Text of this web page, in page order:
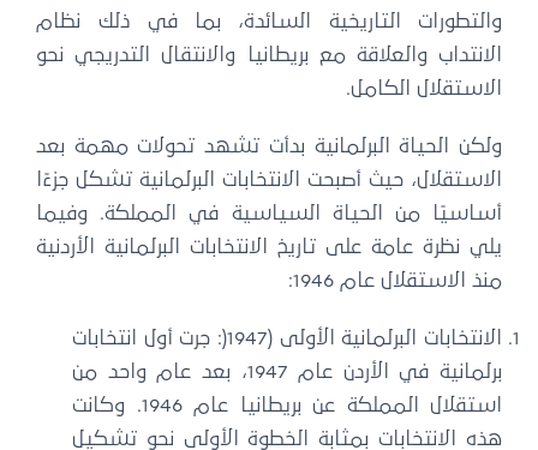
والتطورات التاريخية السائدة، بما في ذلك نظام
الانتداب والعلاقة مع بريطانيا والانتقال التدريجي نحو
الاستقلال الكامل.
ولكن الحياة البرلمانية بدأت تشهد تحولات مهمة بعد
الاستقلال، حيث أصبحت الانتخابات البرلمانية تشكل جزءًا
أساسيًا من الحياة السياسية في المملكة. وفيما
يلي نظرة عامة على تاريخ الانتخابات البرلمانية الأردنية
منذ الاستقلال عام 1946:
الانتخابات البرلمانية الأولى (1947(: جرت أول انتخابات
برلمانية في الأردن عام 1947، بعد عام واحد من
استقلال المملكة عن بريطانيا عام 1946. وكانت
هذه الانتخابات بمثابة الخطوة الأولى نحو تشكيل